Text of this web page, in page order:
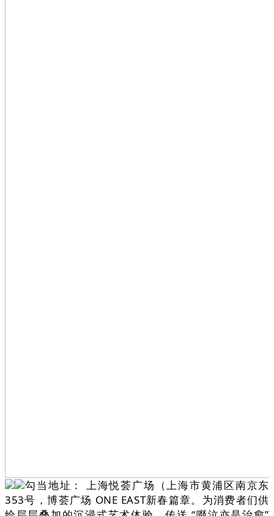
勾当地址： 上海悦荟广场（上海市黄浦区南京东
353号，博荟广场 ONE EAST新春篇章。为消费者们供